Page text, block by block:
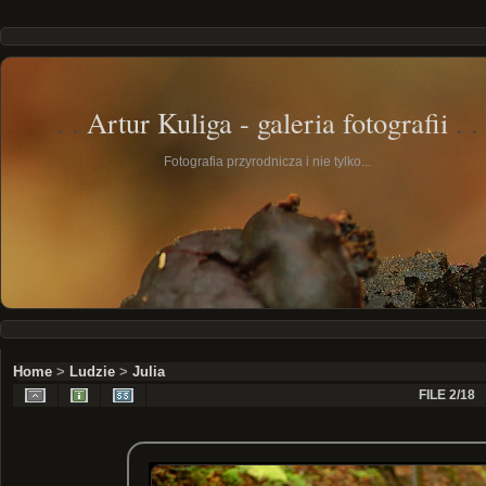
Artur Kuliga - galeria fotografii
Fotografia przyrodnicza i nie tylko...
Home > Ludzie > Julia
FILE 2/18